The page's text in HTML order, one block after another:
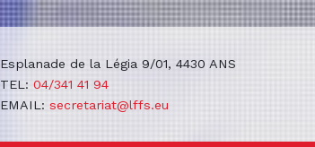
Esplanade de la Légia 9/01, 4430 ANS
TEL: 04/341 41 94
EMAIL: secretariat@lffs.eu